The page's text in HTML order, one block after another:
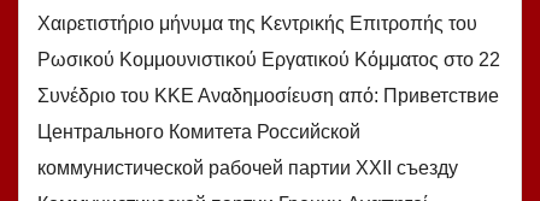
στο 22 Συνέδριο του ΚΚΕ
Χαιρετιστήριο μήνυμα της Κεντρικής Επιτροπής του
Ρωσικού Κομμουνιστικού Εργατικού Κόμματος στο 22
Συνέδριο του ΚΚΕ Αναδημοσίευση από: Приветствие
Центрального Комитета Российской
коммунистической рабочей партии XXII съезду